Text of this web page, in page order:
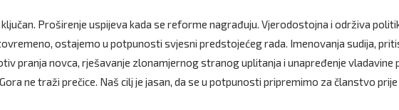
Proširenje uspijeva kada se reforme nagrađuju. Vjerodostojna i održiva
ostajemo u potpunosti svjesni predstojećeg rada. Imenovanja sudija,
pranja novca, rješavanje zlonamjernog stranog uplitanja i unapređenje vladavine
ne traži prečice. Naš cilj je jasan, da se u potpunosti pripremimo za članstvo prije